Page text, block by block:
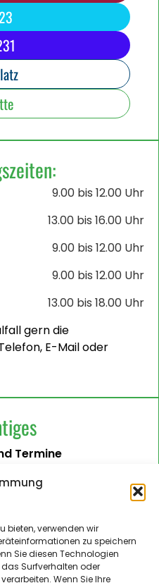
bieten, verwenden wir
zu speichern
Sie diesen Technologien
Surfverhalten oder
Wenn Sie Ihre
9.00 bis 12.00 Uhr
13.00 bis 16.00 Uhr
9.00 bis 12.00 Uhr
9.00 bis 12.00 Uhr
13.00 bis 18.00 Uhr
gern die
E-Mail oder
Termine
Web-App